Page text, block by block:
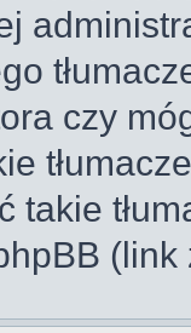
czy
takie